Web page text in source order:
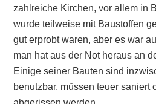
zahlreiche Kirchen, vor allem in
wurde teilweise mit Baustoffen
gut erprobt waren, aber es war
man hat aus der Not heraus an
Einige seiner Bauten sind
benutzbar, müssen teuer saniert